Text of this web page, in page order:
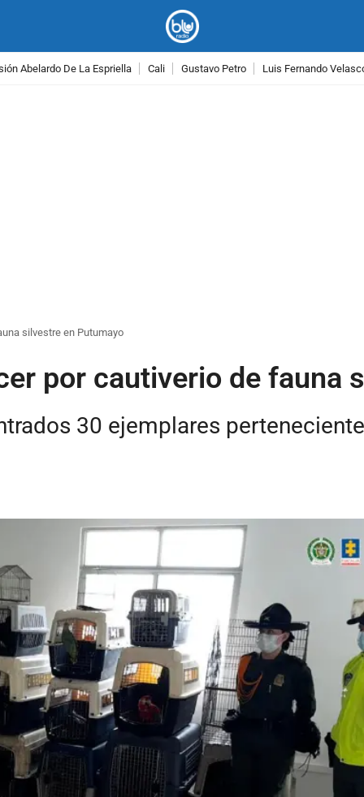
Abelardo De La Espriella Cali Gustavo Petro Luis Fernando
silvestre en Putumayo
por cautiverio de fauna
30 ejemplares